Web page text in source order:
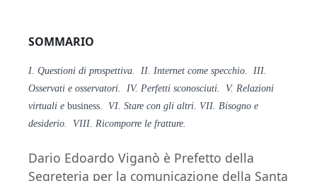
SOMMARIO
I. Questioni di prospettiva. II. Internet come specchio. III.
Osservati e osservatori. IV. Perfetti sconosciuti. V. Relazioni
virtuali e business.
VI. Stare con gli altri. VII. Bisogno e
desiderio. VIII. Ricomporre le fratture.
Dario Edoardo Viganò è Prefetto della
Segreteria per la comunicazione della Santa